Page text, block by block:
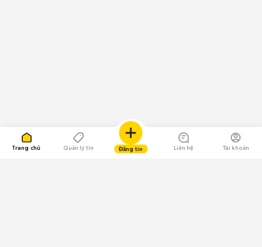
Trang chủ Quản lý tin Đăng tin Liên hệ Tài khoản